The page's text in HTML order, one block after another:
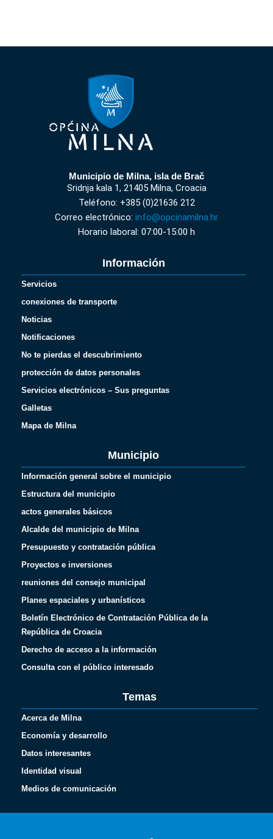
Municipio de Milna, isla de Brač
Sridnja kala 1, 21405 Milna, Croacia
Teléfono: +385 (0)21636 212
Correo electrónico: info@opcinamilna.hr
Horario laboral: 07:00-15:00 h
Información
Servicios
conexiones de transporte
Noticias
Notificaciones
No te pierdas el descubrimiento
protección de datos personales
Servicios electrónicos – Sus preguntas
Galletas
Mapa de Milna
Municipio
Información general sobre el municipio
Estructura del municipio
actos generales básicos
Alcalde del municipio de Milna
Presupuesto y contratación pública
Proyectos e inversiones
reuniones del consejo municipal
Planes espaciales y urbanísticos
Boletín Electrónico de Contratación Pública de la
República de Croacia
Derecho de acceso a la información
Consulta con el público interesado
Temas
Acerca de Milna
Economía y desarrollo
Datos interesantes
Identidad visual
Medios de comunicación